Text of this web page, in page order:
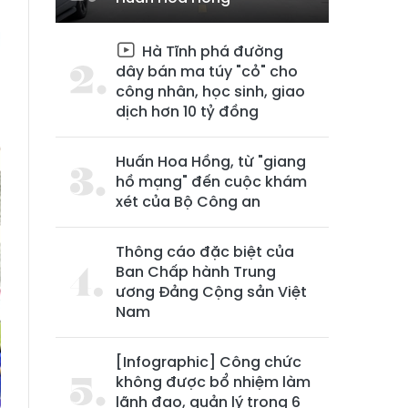
Hà Tĩnh phá đường
dây bán ma túy "cỏ" cho
công nhân, học sinh, giao
dịch hơn 10 tỷ đồng
Huấn Hoa Hồng, từ "giang
hồ mạng" đến cuộc khám
xét của Bộ Công an
Thông cáo đặc biệt của
Ban Chấp hành Trung
ương Đảng Cộng sản Việt
Nam
[Infographic] Công chức
không được bổ nhiệm làm
lãnh đạo, quản lý trong 6